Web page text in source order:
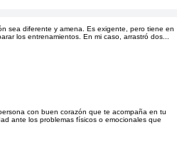
sea diferente y amena. Es exigente, pero tiene en
los entrenamientos. En mi caso, arrastró dos...
con buen corazón que te acompaña en tu
ante los problemas físicos o emocionales que